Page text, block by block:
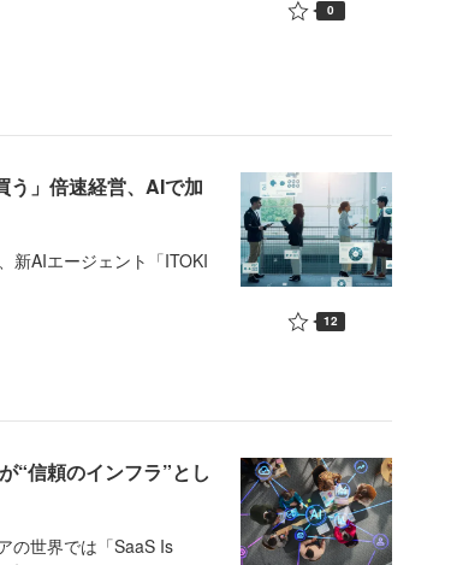
0
う」倍速経営、AIで加
新AIエージェント「ITOKI
12
“信頼のインフラ”とし
の世界では「SaaS Is